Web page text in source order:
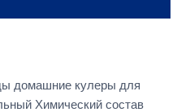
домашние кулеры для
Химический состав